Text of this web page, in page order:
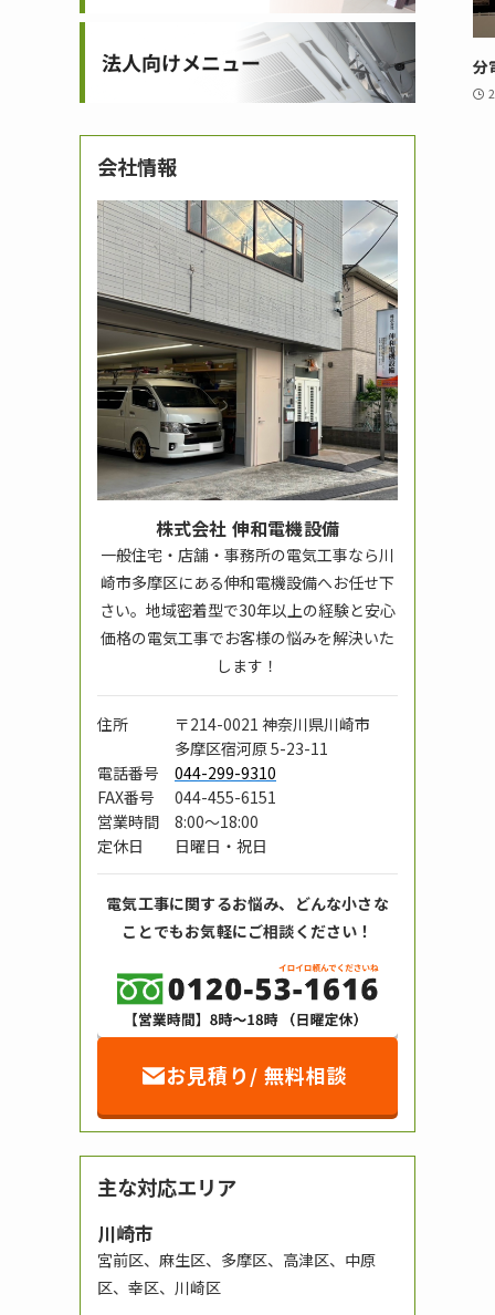
分
会社情報
株式会社 伸和電機設備
一般住宅・店舗・事務所の電気工事なら川
崎市多摩区にある伸和電機設備へお任せ下
さい。地域密着型で30年以上の経験と安心
価格の電気工事でお客様の悩みを解決いた
します！
住所 〒214-0021 神奈川県川崎市
多摩区宿河原 5-23-11
電話番号
044-299-9310
FAX番号
044-455-6151
営業時間
8:00〜18:00
定休日
日曜日・祝日
電気工事に関するお悩み、どんな小さな
ことでもお気軽にご相談ください！
お見積り/ 無料相談
主な対応エリア
川崎市
宮前区、麻生区、多摩区、高津区、中原
区、幸区、川崎区